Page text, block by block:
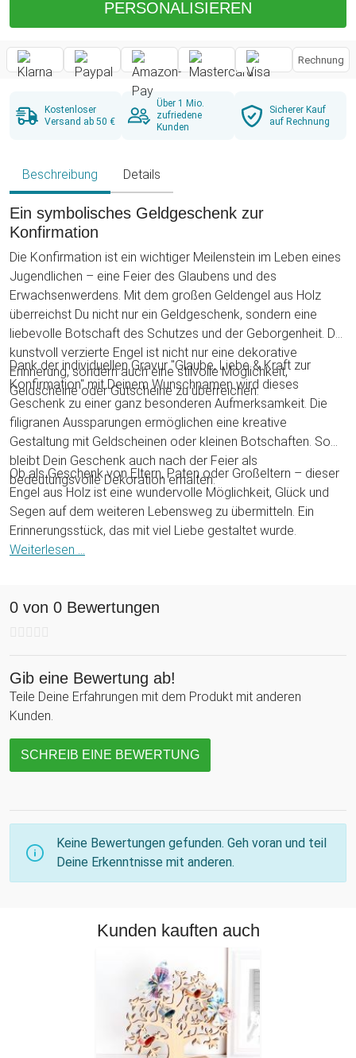
PERSONALISIEREN
Rechnung
Kostenloser
Versand ab 50 €
Über 1 Mio.
zufriedene
Kunden
Sicherer Kauf
auf Rechnung
Beschreibung Details
Ein symbolisches Geldgeschenk zur
Konfirmation
Die Konfirmation ist ein wichtiger Meilenstein im Leben eines
Jugendlichen – eine Feier des Glaubens und des
Erwachsenwerdens. Mit dem großen Geldengel aus Holz
überreichst Du nicht nur ein Geldgeschenk, sondern eine
liebevolle Botschaft des Schutzes und der Geborgenheit. Der
kunstvoll verzierte Engel ist nicht nur eine dekorative
Erinnerung, sondern auch eine stilvolle Möglichkeit,
Geldscheine oder Gutscheine zu überreichen.
Dank der individuellen Gravur "Glaube, Liebe & Kraft zur
Konfirmation" mit Deinem Wunschnamen wird dieses
Geschenk zu einer ganz besonderen Aufmerksamkeit. Die
filigranen Aussparungen ermöglichen eine kreative
Gestaltung mit Geldscheinen oder kleinen Botschaften. So
bleibt Dein Geschenk auch nach der Feier als
bedeutungsvolle Dekoration erhalten.
Ob als Geschenk von Eltern, Paten oder Großeltern – dieser
Engel aus Holz ist eine wundervolle Möglichkeit, Glück und
Segen auf dem weiteren Lebensweg zu übermitteln. Ein
Erinnerungsstück, das mit viel Liebe gestaltet wurde.
Weiterlesen ...
0 von 0 Bewertungen
Gib eine Bewertung ab!
Teile Deine Erfahrungen mit dem Produkt mit anderen
Kunden.
SCHREIB EINE BEWERTUNG
Keine Bewertungen gefunden. Geh voran und teil
Deine Erkenntnisse mit anderen.
Kunden kauften auch